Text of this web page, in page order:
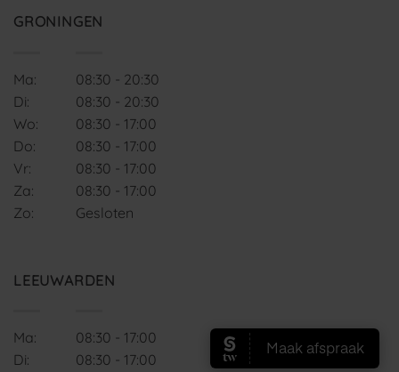
GRONINGEN
Ma:
Di:
Wo:
Do:
Vr:
Za:
Zo:
08:30 - 20:30
08:30 - 20:30
08:30 - 17:00
08:30 - 17:00
08:30 - 17:00
08:30 - 17:00
Gesloten
LEEUWARDEN
Ma:
Di:
08:30 - 17:00
08:30 - 17:00